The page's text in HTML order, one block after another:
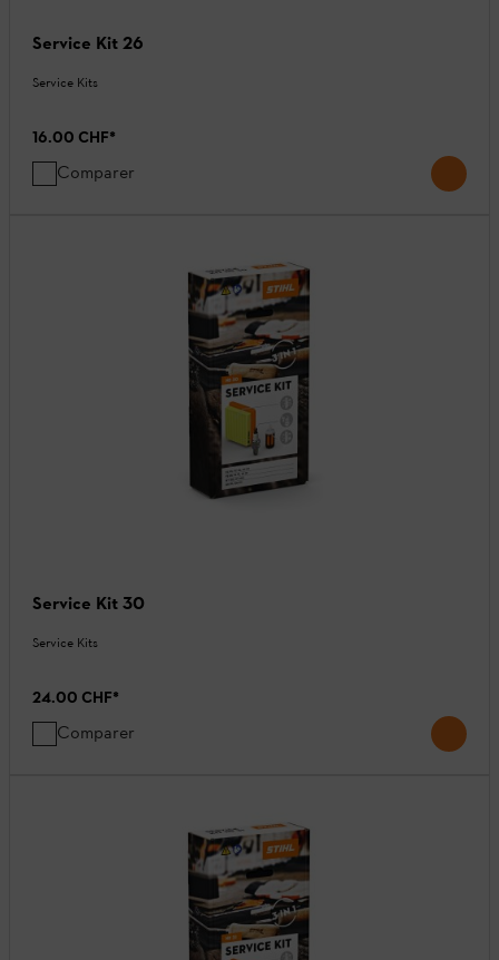
Service Kit 26
Service Kits
16.00 CHF*
Comparer
Service Kit 30
Service Kits
24.00 CHF*
Comparer